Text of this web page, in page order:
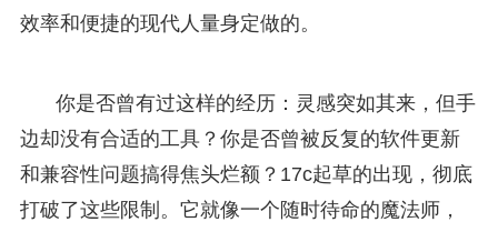
效率和便捷的现代人量身定做的。
你是否曾有过这样的经历：灵感突如其来，但手
边却没有合适的工具？你是否曾被反复的软件更新
和兼容性问题搞得焦头烂额？17c起草的出现，彻底
打破了这些限制。它就像一个随时待命的魔法师，